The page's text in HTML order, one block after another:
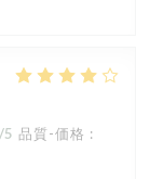
/5 品質-価格 :